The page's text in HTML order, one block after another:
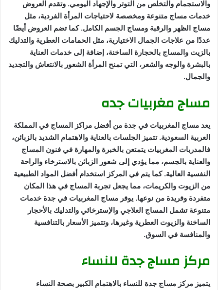
والاستجمام والتخلص من التوتر والإجهاد اليومي. وتقدم العروض
خدمات مساج متنوعة ومخصصة لاحتياجات المرأة الفردية، مثل
مساج الظهر والرقبة ومساج الجسم الكامل. كما تضم العروض أيضًا
عددًا من علاجات الجمال الاختيارية، مثل الحمامات العطرية والتدليك
بالزيت والمساج بالحجارة الساخنة، إضافة إلى خدمات العناية
بالبشرة والوجه والشعر، التي تمنح المرأة الشعور بالانتعاش والتجديد
والجمال.
مساج مغربيات جده
يعد مساج المغربيات في جدة من أفضل مراكز المساج في المملكة
العربية السعودية. تتميز الجلسات بالعناية والاهتمام الشديد بالزبائن،
فالمدربات المغربيات يتمتعن بالخبرة والمهارة في فنون المساج
والعناية بالجسم، مما يؤدي إلى شعور الزبائن بالاسترخاء والراحة
النفسية العالية. كما يتم في المركز استخدام أفضل المواد الطبيعية
من الزيوت والكريمات، مما يجعل تجربة المساج في هذا المكان
متفردة وفريدة من نوعها. يوفر مساج المغربيات في جدة خدمات
متنوعة تشمل المساج العلاجي والإسترخائي والتدليك بالأحجار
الساخنة والزيوت العطرية وغيرها، وتتميز الأسعار بالتنافسية
والمنافسة في السوق.
مركز مساج جدة للنساء
يتميز مركز مساج جدة للنساء بالاهتمام الكبير بصحة النساء